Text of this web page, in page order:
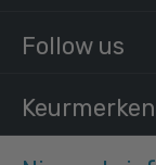
Follow us
Keurmerken